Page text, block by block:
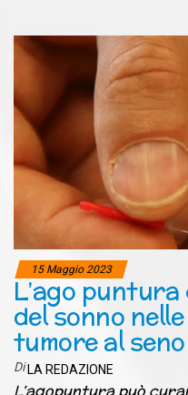
15 Maggio 2023
L’ago
del sonno
tumore al seno
Di LA REDAZIONE